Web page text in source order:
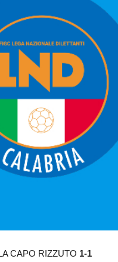
CAPO RIZZUTO 1-1